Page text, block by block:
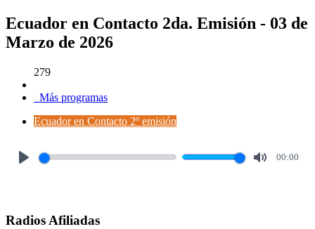
Ecuador en Contacto 2da. Emisión - 03 de
Marzo de 2026
279
Más programas
Ecuador en Contacto 2º emisión
00:00
Radios Afiliadas